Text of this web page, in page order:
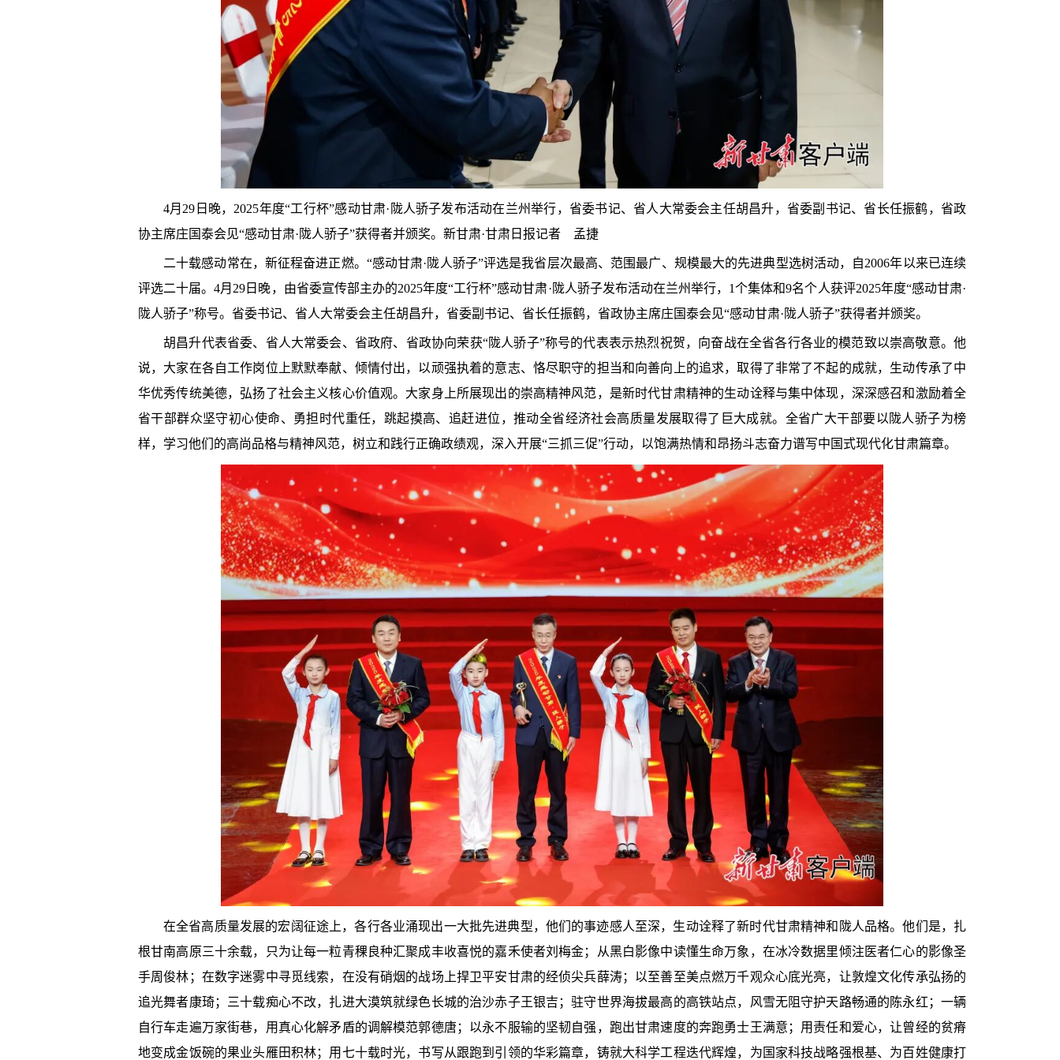
4月29日晚，2025年度“工行杯”感动甘肃·陇人骄子发布活动在兰州举行，省委书记、省人大常委会主任胡昌升，省委副书记、省长任振鹤，省政
协主席庄国泰会见“感动甘肃·陇人骄子”获得者并颁奖。新甘肃·甘肃日报记者 孟捷
二十载感动常在，新征程奋进正燃。“感动甘肃·陇人骄子”评选是我省层次最高、范围最广、规模最大的先进典型选树活动，自2006年以来已连续
评选二十届。4月29日晚，由省委宣传部主办的2025年度“工行杯”感动甘肃·陇人骄子发布活动在兰州举行，1个集体和9名个人获评2025年度“感动甘肃·
陇人骄子”称号。省委书记、省人大常委会主任胡昌升，省委副书记、省长任振鹤，省政协主席庄国泰会见“感动甘肃·陇人骄子”获得者并颁奖。
胡昌升代表省委、省人大常委会、省政府、省政协向荣获“陇人骄子”称号的代表表示热烈祝贺，向奋战在全省各行各业的模范致以崇高敬意。他
说，大家在各自工作岗位上默默奉献、倾情付出，以顽强执着的意志、恪尽职守的担当和向善向上的追求，取得了非常了不起的成就，生动传承了中
华优秀传统美德，弘扬了社会主义核心价值观。大家身上所展现出的崇高精神风范，是新时代甘肃精神的生动诠释与集中体现，深深感召和激励着全
省干部群众坚守初心使命、勇担时代重任，跳起摸高、追赶进位，推动全省经济社会高质量发展取得了巨大成就。全省广大干部要以陇人骄子为榜
样，学习他们的高尚品格与精神风范，树立和践行正确政绩观，深入开展“三抓三促”行动，以饱满热情和昂扬斗志奋力谱写中国式现代化甘肃篇章。
在全省高质量发展的宏阔征途上，各行各业涌现出一大批先进典型，他们的事迹感人至深，生动诠释了新时代甘肃精神和陇人品格。他们是，扎
根甘南高原三十余载，只为让每一粒青稞良种汇聚成丰收喜悦的嘉禾使者刘梅金；从黑白影像中读懂生命万象，在冰冷数据里倾注医者仁心的影像圣
手周俊林；在数字迷雾中寻觅线索，在没有硝烟的战场上捍卫平安甘肃的经侦尖兵薛涛；以至善至美点燃万千观众心底光亮，让敦煌文化传承弘扬的
追光舞者康琦；三十载痴心不改，扎进大漠筑就绿色长城的治沙赤子王银吉；驻守世界海拔最高的高铁站点，风雪无阻守护天路畅通的陈永红；一辆
自行车走遍万家街巷，用真心化解矛盾的调解模范郭德唐；以永不服输的坚韧自强，跑出甘肃速度的奔跑勇士王满意；用责任和爱心，让曾经的贫瘠
地变成金饭碗的果业头雁田积林；用七十载时光，书写从跟跑到引领的华彩篇章，铸就大科学工程迭代辉煌，为国家科技战略强根基、为百姓健康打